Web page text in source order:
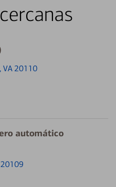
VA 20110
automático
20109